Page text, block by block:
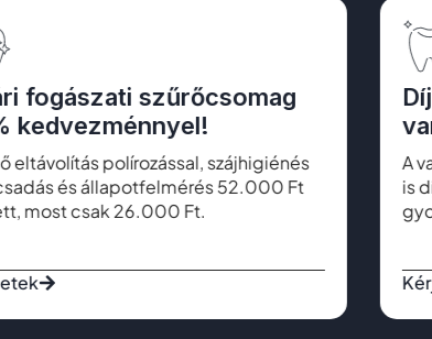
fogászati szűrőcsomag
kedvezménnyel!
eltávolítás polírozással, szájhigiénés
és állapotfelmérés 52.000 Ft
most csak 26.000 Ft.
A
is